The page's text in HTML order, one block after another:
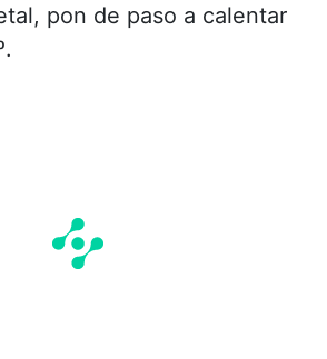
pon de paso a calentar